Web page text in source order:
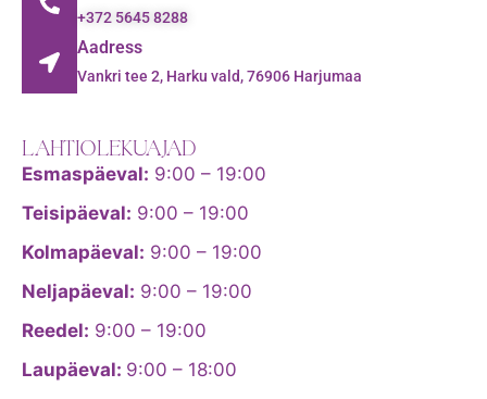
+372 5645 8288
Aadress
Vankri tee 2, Harku vald, 76906 Harjumaa
LAHTIOLEKUAJAD
Esmaspäeval: 9:00 – 19:00
Teisipäeval: 9:00 – 19:00
Kolmapäeval: 9:00 – 19:00
Neljapäeval: 9:00 – 19:00
Reedel: 9:00 – 19:00
Laupäeval: 9:00 – 18:00